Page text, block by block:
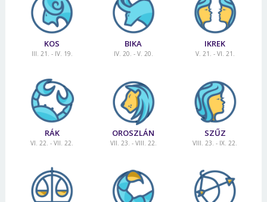
KOS
III. 21. - IV. 19.
BIKA
IV. 20. - V. 20.
IKREK
V. 21. - VI. 21.
RÁK
VI. 22. - VII. 22.
OROSZLÁN
VII. 23. - VIII. 22.
SZŰZ
VIII. 23. - IX. 22.